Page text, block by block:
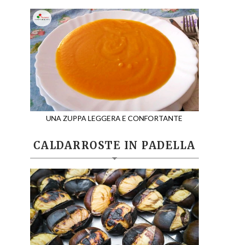
UNA ZUPPA LEGGERA E CONFORTANTE
CALDARROSTE IN PADELLA